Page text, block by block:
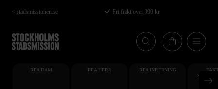
Hoppa
till
huvudinnehåll
< stadsmissionen.se Fri frakt över 990 kr
REA DAM REA HERR REA INREDNING